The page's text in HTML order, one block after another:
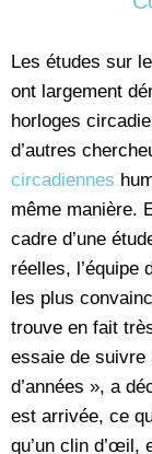
Les études sur
ont largement
horloges
d’autres
circadiennes
même manière.
cadre d’une
réelles, l’équipe
les plus
trouve en fait
essaie de suivre
d’années », a
est arrivée, ce
qu’un clin d’œil,